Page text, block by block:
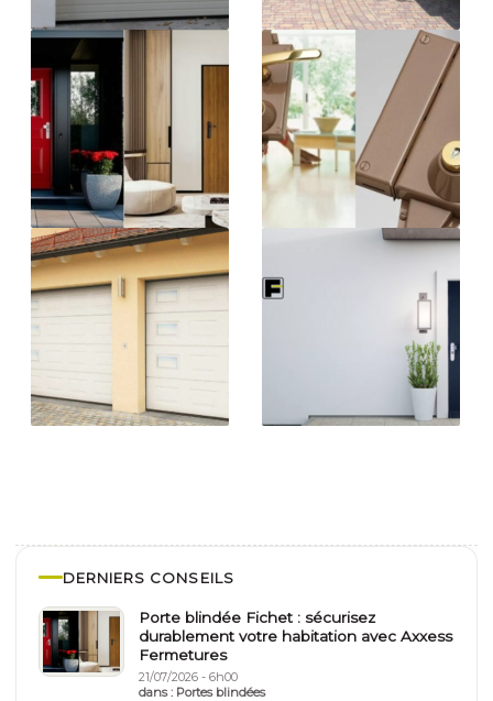
DERNIERS CONSEILS
Porte blindée Fichet : sécurisez
durablement votre habitation avec Axxess
Fermetures
21/07/2026 - 6h00
dans : Portes blindées